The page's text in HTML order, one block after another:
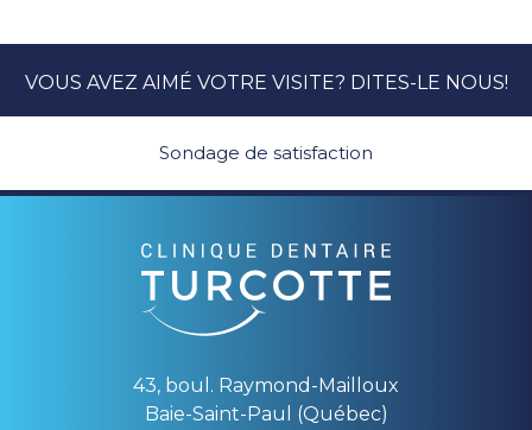
VOUS AVEZ AIMÉ VOTRE VISITE? DITES-LE NOUS!
Sondage de satisfaction
43, boul. Raymond-Mailloux
Baie-Saint-Paul (Québec)